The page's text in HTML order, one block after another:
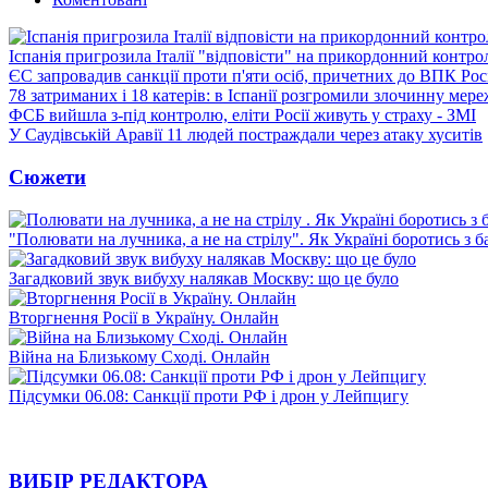
Іспанія пригрозила Італії "відповісти" на прикордонний
ЄС запровадив санкції проти п'яти осіб, причетних до ВПК
78 затриманих і 18 катерів: в Іспанії розгромили злочинну
ФСБ вийшла з-під контролю, еліти Росії живуть у страху - ЗМІ
У Саудівській Аравії 11 людей постраждали через атаку хуситів
Сюжети
"Полювати на лучника, а не на стрілу". Як Україні боротись з
Загадковий звук вибуху налякав Москву: що це було
Вторгнення Росії в Україну. Онлайн
Війна на Близькому Сході. Онлайн
Підсумки 06.08: Санкції проти РФ і дрон у Лейпцигу
ВИБІР РЕДАКТОРА